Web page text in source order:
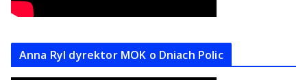
Anna Ryl dyrektor MOK o Dniach Polic